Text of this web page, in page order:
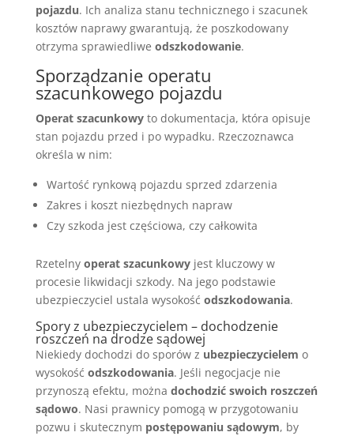
pojazdu. Ich analiza stanu technicznego i szacunek
kosztów naprawy gwarantują, że poszkodowany
otrzyma sprawiedliwe odszkodowanie.
Sporządzanie operatu
szacunkowego pojazdu
Operat szacunkowyto dokumentacja, która opisuje
stan pojazdu przed i po wypadku. Rzeczoznawca
określa w nim:
Wartość rynkową pojazdu sprzed zdarzenia
Zakres i koszt niezbędnych napraw
Czy szkoda jest częściowa, czy całkowita
Rzetelny operat szacunkowyjest kluczowy w
procesie likwidacji szkody. Na jego podstawie
ubezpieczyciel ustala wysokość odszkodowania.
Spory z ubezpieczycielem – dochodzenie
roszczeń na drodze sądowej
Niekiedy dochodzi do sporów z ubezpieczycielem o
wysokość odszkodowania. Jeśli negocjacje nie
przynoszą efektu, można dochodzić swoich roszczeń
sądowo. Nasi prawnicy pomogą w przygotowaniu
pozwu i skutecznym postępowaniu sądowym, by